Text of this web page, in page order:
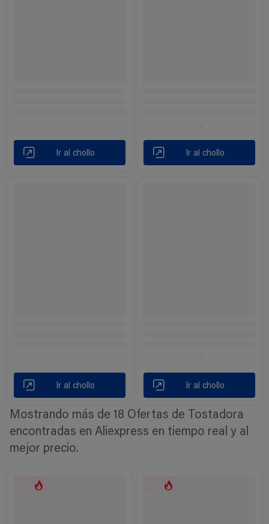
Ir al chollo Ir al chollo
Ir al chollo Ir al chollo
Mostrando más de 18 Ofertas de Tostadora
encontradas en Aliexpress en tiempo real y al
mejor precio.